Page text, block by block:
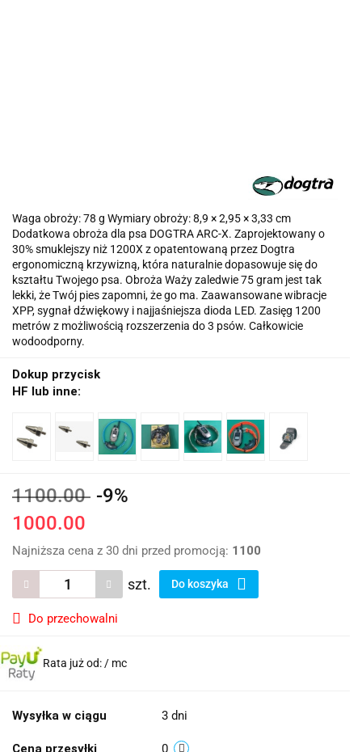
Waga obroży: 78 g Wymiary obroży: 8,9 × 2,95 × 3,33 cm
Dodatkowa obroża dla psa DOGTRA ARC-X. Zaprojektowany o
30% smuklejszy niż 1200X z opatentowaną przez Dogtra
ergonomiczną krzywizną, która naturalnie dopasowuje się do
kształtu Twojego psa. Obroża Waży zaledwie 75 gram jest tak
lekki, że Twój pies zapomni, że go ma. Zaawansowane wibracje
XPP, sygnał dźwiękowy i najjaśniejsza dioda LED. Zasięg 1200
metrów z możliwością rozszerzenia do 3 psów. Całkowicie
wodoodporny.
Dokup przycisk
HF lub inne:
1100.00 -9%
1000.00
Najniższa cena z 30 dni przed promocją: 1100
szt. Do koszyka
Do przechowalni
Rata już od: / mc
Wysyłka w ciągu 3 dni
Cena przesyłki 0